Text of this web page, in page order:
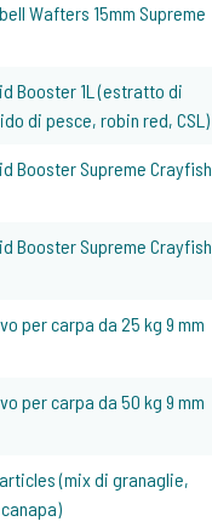
Wafters 15mm Supreme
Booster 1L (estratto di
di pesce, robin red, CSL)
Booster Supreme Crayfish
Booster Supreme Crayfish
per carpa da 25 kg 9 mm
per carpa da 50 kg 9 mm
(mix di granaglie,